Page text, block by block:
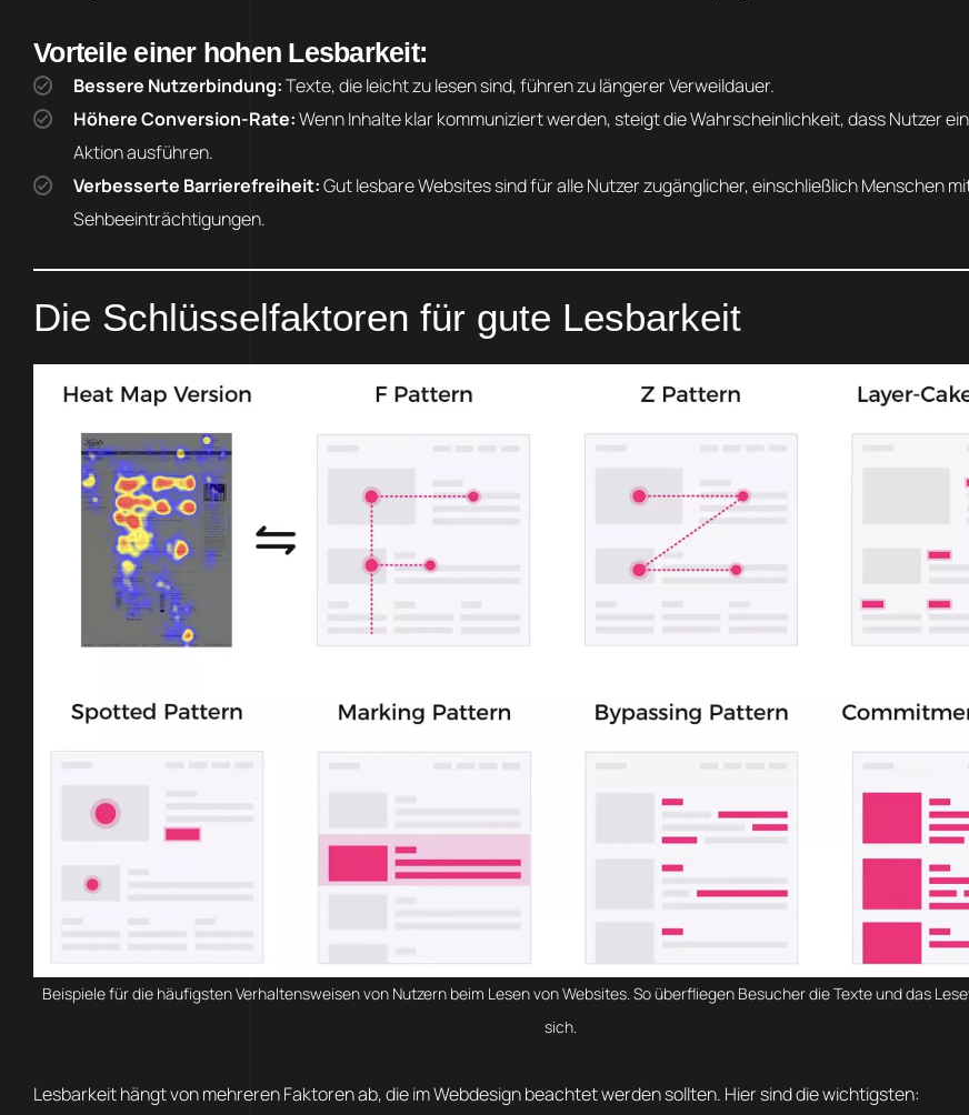
Vorteile einer hohen Lesbarkeit:
Bessere Nutzerbindung:Texte, die leicht zu lesen sind, führen zu längerer Verweildauer.
Höhere Conversion-Rate:Wenn Inhalte klar kommuniziert werden, steigt die Wahrscheinlichkeit, dass Nutzer
Aktion ausführen.
Verbesserte Barrierefreiheit:Gut lesbare Websites sind für alle Nutzer zugänglicher, einschließlich Menschen
Sehbeeinträchtigungen.
Die Schlüsselfaktoren für gute Lesbarkeit
Beispiele für die häufigsten Verhaltensweisen von Nutzern beim Lesen von Websites. So überfliegen Besucher die Texte und das
sich.
Lesbarkeit hängt von mehreren Faktoren ab, die im Webdesign beachtet werden sollten. Hier sind die wichtigsten: